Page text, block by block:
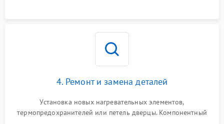
4. Ремонт и замена деталей
Установка новых нагревательных элементов,
термопредохранителей или петель дверцы. Компонентный